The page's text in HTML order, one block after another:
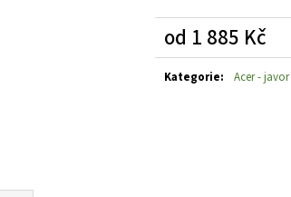
od 1 885 Kč
Měrná
cena:
Kategorie: Acer - javor